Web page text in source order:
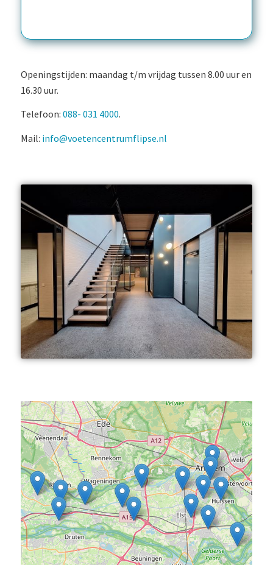
Openingstijden: maandag t/m vrijdag tussen 8.00 uur en
16.30 uur.
Telefoon: 088- 031 4000.
Mail: info@voetencentrumflipse.nl